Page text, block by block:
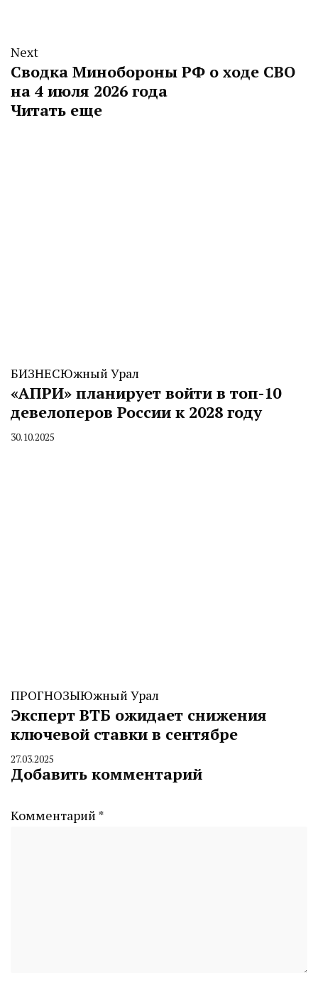
Next
Сводка Минобороны РФ о ходе СВО
на 4 июля 2026 года
Читать еще
БИЗНЕСЮжный Урал
«АПРИ» планирует войти в топ-10
девелоперов России к 2028 году
By
30.10.2025
ПРОГНОЗЫЮжный Урал
Эксперт ВТБ ожидает снижения
ключевой ставки в сентябре
By
CHELINDUSTRY
27.03.2025
Добавить комментарий
Комментарий *